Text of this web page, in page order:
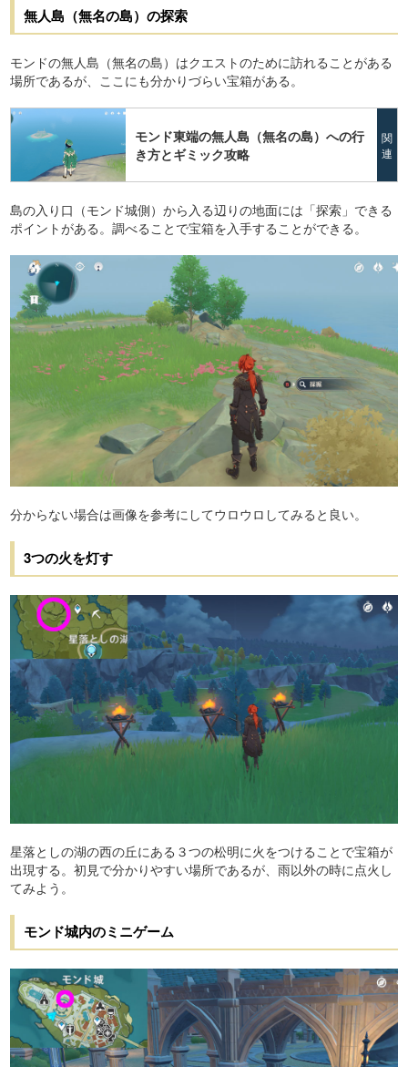
無人島（無名の島）の探索
モンドの無人島（無名の島）はクエストのために訪れることがある
場所であるが、ここにも分かりづらい宝箱がある。
モンド東端の無人島（無名の島）への行
き方とギミック攻略
関
連
島の入り口（モンド城側）から入る辺りの地面には「探索」できる
ポイントがある。調べることで宝箱を入手することができる。
分からない場合は画像を参考にしてウロウロしてみると良い。
3つの火を灯す
星落としの湖の西の丘にある３つの松明に火をつけることで宝箱が
出現する。初見で分かりやすい場所であるが、雨以外の時に点火し
てみよう。
モンド城内のミニゲーム